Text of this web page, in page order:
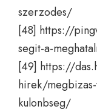
szerzodes/
[48] https://
segit-a-
[49] https://
hirek/
kulonbseg/